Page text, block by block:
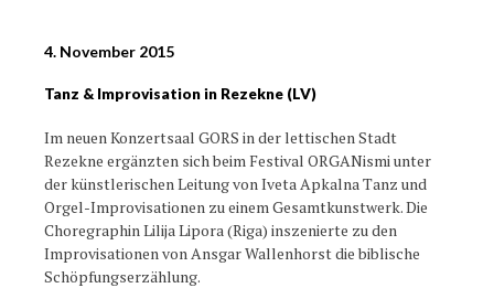
4. November 2015
Tanz & Improvisation in Rezekne (LV)
Im neuen Konzertsaal GORS in der lettischen Stadt
Rezekne ergänzten sich beim Festival ORGANismi unter
der künstlerischen Leitung von Iveta Apkalna Tanz und
Orgel-Improvisationen zu einem Gesamtkunstwerk. Die
Choregraphin Lilija Lipora (Riga) inszenierte zu den
Improvisationen von Ansgar Wallenhorst die biblische
Schöpfungserzählung.